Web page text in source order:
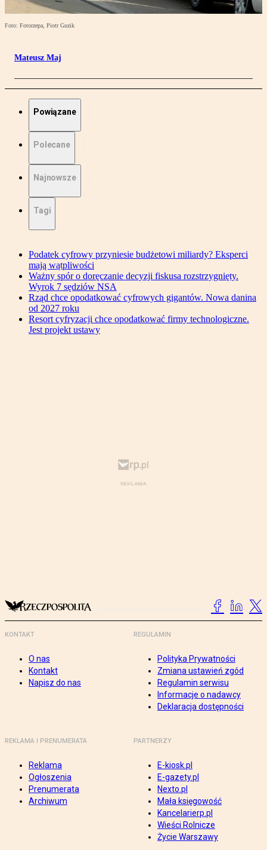
Foto: Fotorzepa, Piotr Guzik
Mateusz Maj
Powiązane
Polecane
Najnowsze
Tagi
Podatek cyfrowy przyniesie budżetowi miliardy? Eksperci
mają wątpliwości
Ważny spór o doręczanie decyzji fiskusa rozstrzygnięty.
Wyrok 7 sędziów NSA
Rząd chce opodatkować cyfrowych gigantów. Nowa danina
od 2027 roku
Resort cyfryzacji chce opodatkować firmy technologiczne.
Jest projekt ustawy
KONTAKT
O nas
Kontakt
Napisz do nas
REGULAMIN
Polityka Prywatności
Zmiana ustawień zgód
Regulamin serwisu
Informacje o nadawcy
Deklaracja dostępności
REKLAMA I PRENUMERATA
Reklama
Ogłoszenia
Prenumerata
Archiwum
PARTNERZY
E-kiosk.pl
E-gazety.pl
Nexto.pl
Mała księgowość
Kancelarierp.pl
Wieści Rolnicze
Życie Warszawy